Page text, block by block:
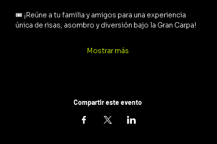
🎟️ ¡Reúne a tu familia y amigos para una experiencia
única de risas, asombro y diversión bajo la Gran Carpa!
Mostrar más
Compartir este evento